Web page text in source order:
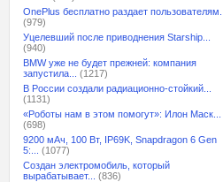
OnePlus бесплатно раздает пользователям...
(979)
Уцелевший после приводнения Starship...
(940)
BMW уже не будет прежней: компания
запустила...
(1217)
В России создали радиационно-стойкий...
(1131)
«Роботы нам в этом помогут»: Илон Маск...
(698)
9200 мАч, 100 Вт, IP69K, Snapdragon 6 Gen
5:...
(1077)
Создан электромобиль, который
вырабатывает...
(836)